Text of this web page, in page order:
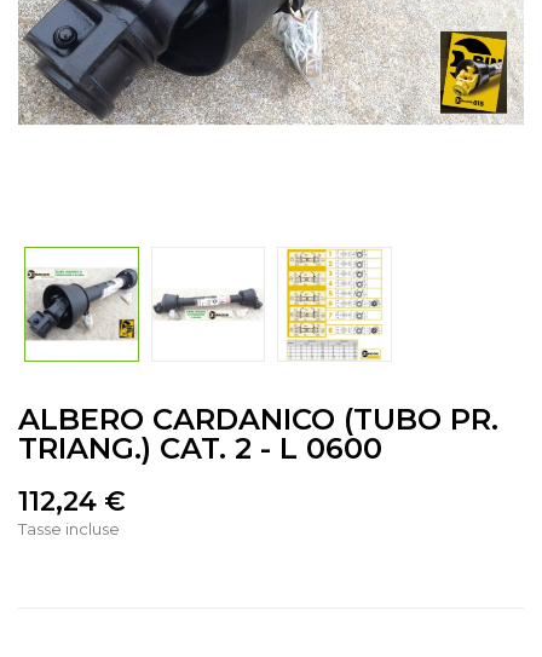
ALBERO CARDANICO (TUBO PR.
TRIANG.) CAT. 2 - L 0600
112,24 €
Tasse incluse